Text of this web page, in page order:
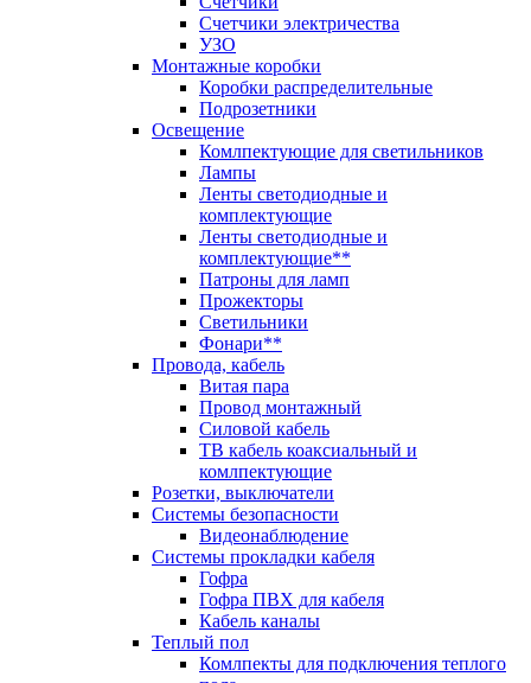
Счетчики электричества
УЗО
Монтажные коробки
Коробки распределительные
Подрозетники
Освещение
Комлпектующие для светильников
Лампы
Ленты светодиодные и
комплектующие
Ленты светодиодные и
комплектующие**
Патроны для ламп
Прожекторы
Светильники
Фонари**
Провода, кабель
Витая пара
Провод монтажный
Силовой кабель
ТВ кабель коаксиальный и
комлпектующие
Розетки, выключатели
Системы безопасности
Видеонаблюдение
Системы прокладки кабеля
Гофра
Гофра ПВХ для кабеля
Кабель каналы
Теплый пол
Комлпекты для подключения теплого